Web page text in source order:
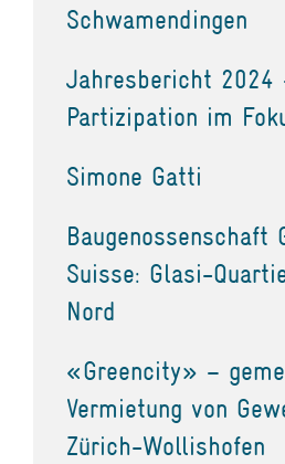
Schwamendingen
Jahresbericht 2024
Partizipation im
Simone Gatti
Suisse: Glasi-
Nord
«Greencity» –
Vermietung von
Zürich-Wollishofen